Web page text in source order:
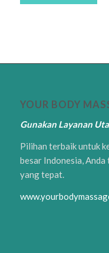
YOUR BODY
Gunakan Layanan
Pilihan terbaik untuk
besar Indonesia,
yang tepat.